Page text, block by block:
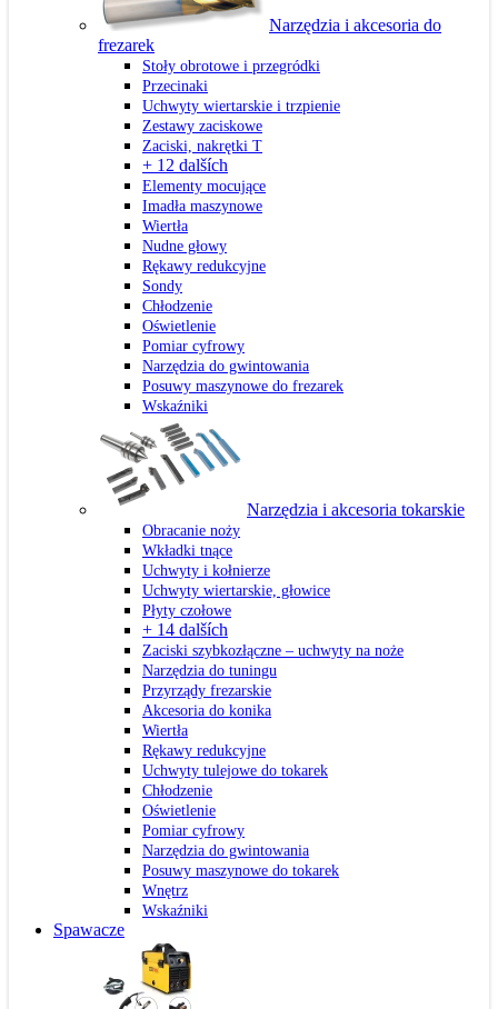
Narzędzia i akcesoria do
frezarek
Stoły obrotowe i przegródki
Przecinaki
Uchwyty wiertarskie i trzpienie
Zestawy zaciskowe
Zaciski, nakrętki T
+ 12 dalších
Elementy mocujące
Imadła maszynowe
Wiertła
Nudne głowy
Rękawy redukcyjne
Sondy
Chłodzenie
Oświetlenie
Pomiar cyfrowy
Narzędzia do gwintowania
Posuwy maszynowe do frezarek
Wskaźniki
Narzędzia i akcesoria tokarskie
Obracanie noży
Wkładki tnące
Uchwyty i kołnierze
Uchwyty wiertarskie, głowice
Płyty czołowe
+ 14 dalších
Zaciski szybkozłączne – uchwyty na noże
Narzędzia do tuningu
Przyrządy frezarskie
Akcesoria do konika
Wiertła
Rękawy redukcyjne
Uchwyty tulejowe do tokarek
Chłodzenie
Oświetlenie
Pomiar cyfrowy
Narzędzia do gwintowania
Posuwy maszynowe do tokarek
Wnętrz
Wskaźniki
Spawacze